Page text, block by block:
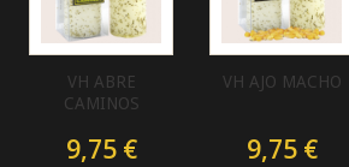
VH ABRE
CAMINOS
9,75 €
VH AJO MACHO
9,75 €